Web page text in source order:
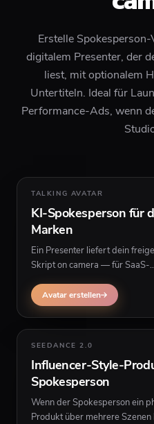
Erstelle
digitalem Presenter, der
liest, mit optionalem
Untertiteln. Ideal für
Performance-Ads, wenn
TALKING AVATAR
KI-Spokesperson für
Marken
Ein Presenter liefert dein
Skript on camera — für SaaS-
compliance-freundliche
Hintergrundvisuals hinter dem
Avatar erstellen
SEEDANCE 2.0
Influencer-Style-
Spokesperson
Wenn der Spokesperson ein
Produkt über mehrere